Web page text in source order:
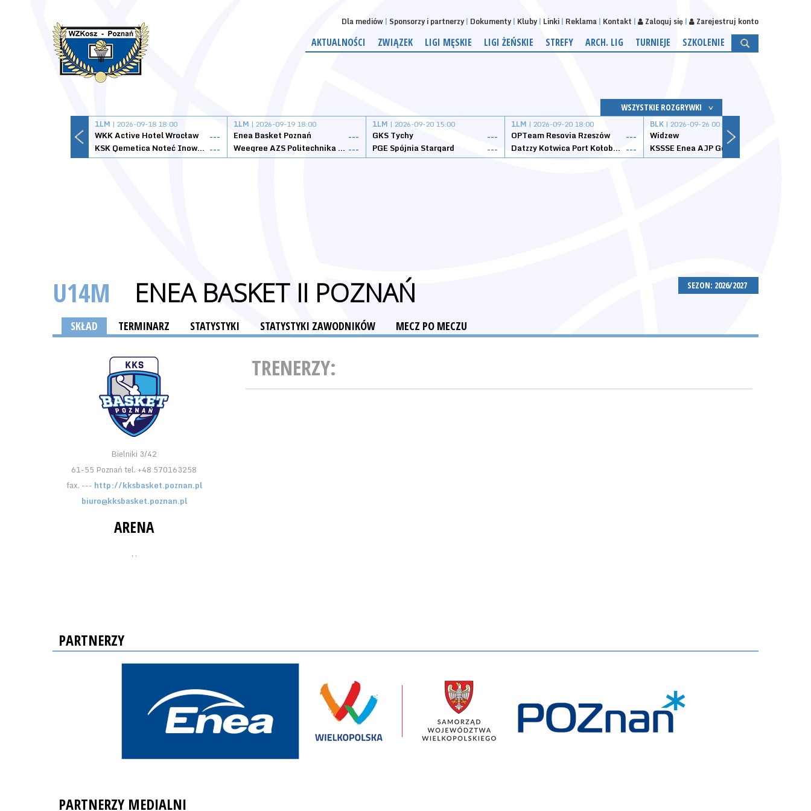
Dla mediów Sponsorzy i partnerzy Dokumenty Kluby Linki Reklama Kontakt Zaloguj się Zarejestruj konto
AKTUALNOŚCI ZWIĄZEK LIGI MĘSKIE LIGI ŻEŃSKIE STREFY ARCH. LIG TURNIEJE SZKOLENIE
WSZYSTKIE ROZGRYWKI
1LM | 2026-09-18 18:00
WKK Active Hotel Wrocław
---
KSK Qemetica Noteć Inowrocław ---
1LM | 2026-09-19 18:00
Enea Basket Poznań
---
Weegree AZS Politechnika Opolska ---
1LM | 2026-09-20 15:00
GKS Tychy
---
PGE Spójnia Stargard
---
1LM | 2026-09-20 18:00
OPTeam Resovia Rzeszów
---
Datzzy Kotwica Port Kołobrzeg ---
BLK | 2026-09-26 00:00
Widzew
SEZON: 2026/2027
U14M ENEA BASKET II POZNAŃ
SKŁAD TERMINARZ STATYSTYKI STATYSTYKI ZAWODNIKÓW MECZ PO MECZU
Bielniki 3/42
61-55 Poznań tel. +48 570163258
fax. --- http://kksbasket.poznan.pl
biuro@kksbasket.poznan.pl
ARENA
, ,
TRENERZY:
PARTNERZY
PARTNERZY MEDIALNI